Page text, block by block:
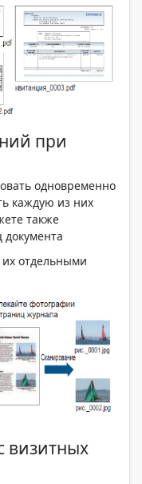
при
одновременно
каждую из них
также
документа
отдельными
визитных